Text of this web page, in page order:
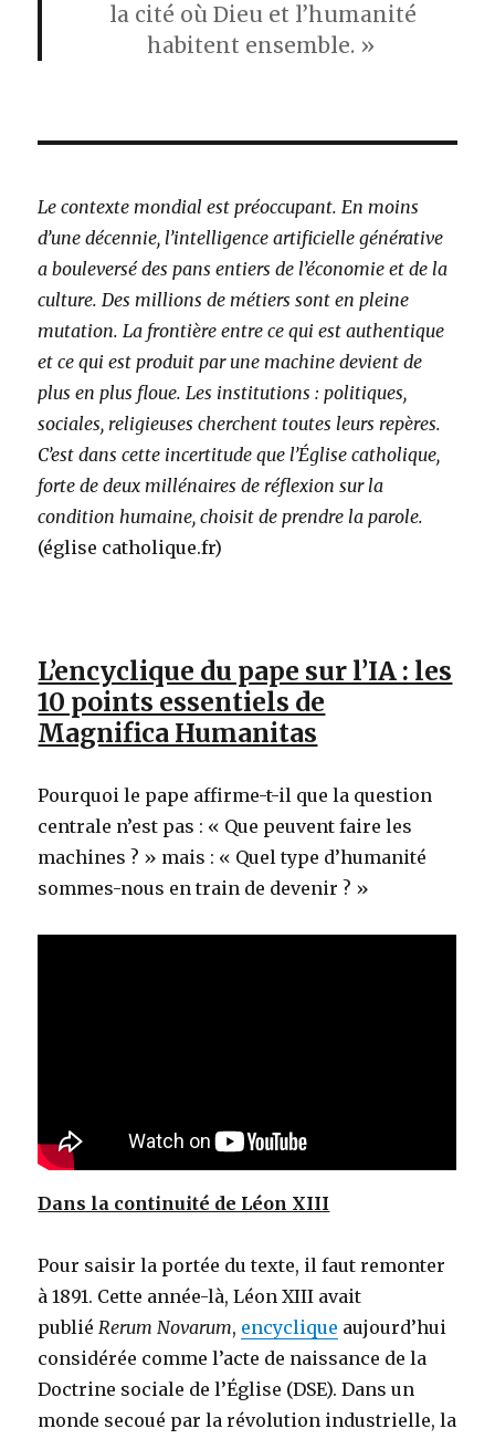
la cité où Dieu et l’humanité
habitent ensemble. »
Le contexte mondial est préoccupant. En moins
d’une décennie, l’intelligence artificielle générative
a bouleversé des pans entiers de l’économie et de la
culture. Des millions de métiers sont en pleine
mutation. La frontière entre ce qui est authentique
et ce qui est produit par une machine devient de
plus en plus floue. Les institutions : politiques,
sociales, religieuses cherchent toutes leurs repères.
C’est dans cette incertitude que l’Église catholique,
forte de deux millénaires de réflexion sur la
condition humaine, choisit de prendre la parole.
(église catholique.fr)
L’encyclique du pape sur l’IA : les
10 points essentiels de
Magnifica Humanitas
Pourquoi le pape affirme-t-il que la question
centrale n’est pas : « Que peuvent faire les
machines ? » mais : « Quel type d’humanité
sommes-nous en train de devenir ? »
Dans la continuité de Léon XIII
Pour saisir la portée du texte, il faut remonter
à 1891. Cette année-là, Léon XIII avait
publiéRerum Novarum, encyclique aujourd’hui
considérée comme l’acte de naissance de la
Doctrine sociale de l’Église (DSE). Dans un
monde secoué par la révolution industrielle, la